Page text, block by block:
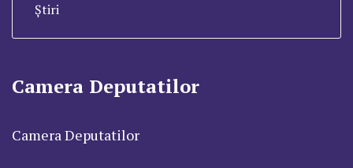
Știri
Camera Deputatilor
Camera Deputatilor